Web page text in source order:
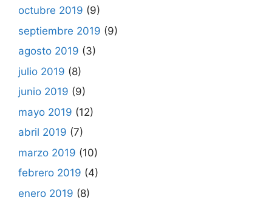
octubre 2019 (9)
septiembre 2019 (9)
agosto 2019 (3)
julio 2019 (8)
junio 2019 (9)
mayo 2019 (12)
abril 2019 (7)
marzo 2019 (10)
febrero 2019 (4)
enero 2019 (8)